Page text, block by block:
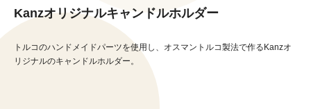
Kanzオリジナルキャンドルホルダー
トルコのハンドメイドパーツを使用し、オスマントルコ製法で作るKanzオ
リジナルのキャンドルホルダー。